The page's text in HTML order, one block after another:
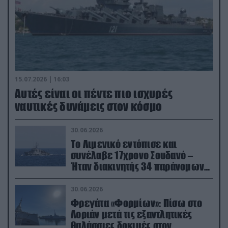
15.07.2026 | 16:03
Aυτές είναι οι πέντε πιο ισχυρές
ναυτικές δυνάμεις στον κόσμο
30.06.2026
Το Λιμενικό εντόπισε και
συνέλαβε 17χρονο Σουδανό –
Ήταν διακινητής 34 παράνομων
μεταναστών
30.06.2026
Φρεγάτα «Φορμίων»: Πίσω στο
Λοριάν μετά τις εξαντλητικές